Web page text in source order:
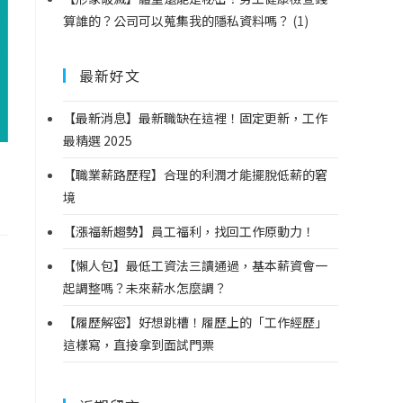
算誰的？公司可以蒐集我的隱私資料嗎？ (1)
最新好文
【最新消息】最新職缺在這裡！固定更新，工作
最精選 2025
【職業薪路歷程】合理的利潤才能擺脫低薪的窘
境
【漲福新趨勢】員工福利，找回工作原動力！
【懶人包】最低工資法三讀通過，基本薪資會一
起調整嗎？未來薪水怎麼調？
【履歷解密】好想跳槽！履歷上的「工作經歷」
這樣寫，直接拿到面試門票